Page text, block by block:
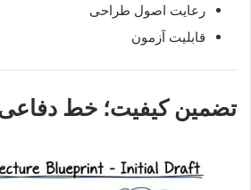
رعایت اصول طراحی
قابلیت آزمون
تضمین کیفیت؛ خط دفاعی